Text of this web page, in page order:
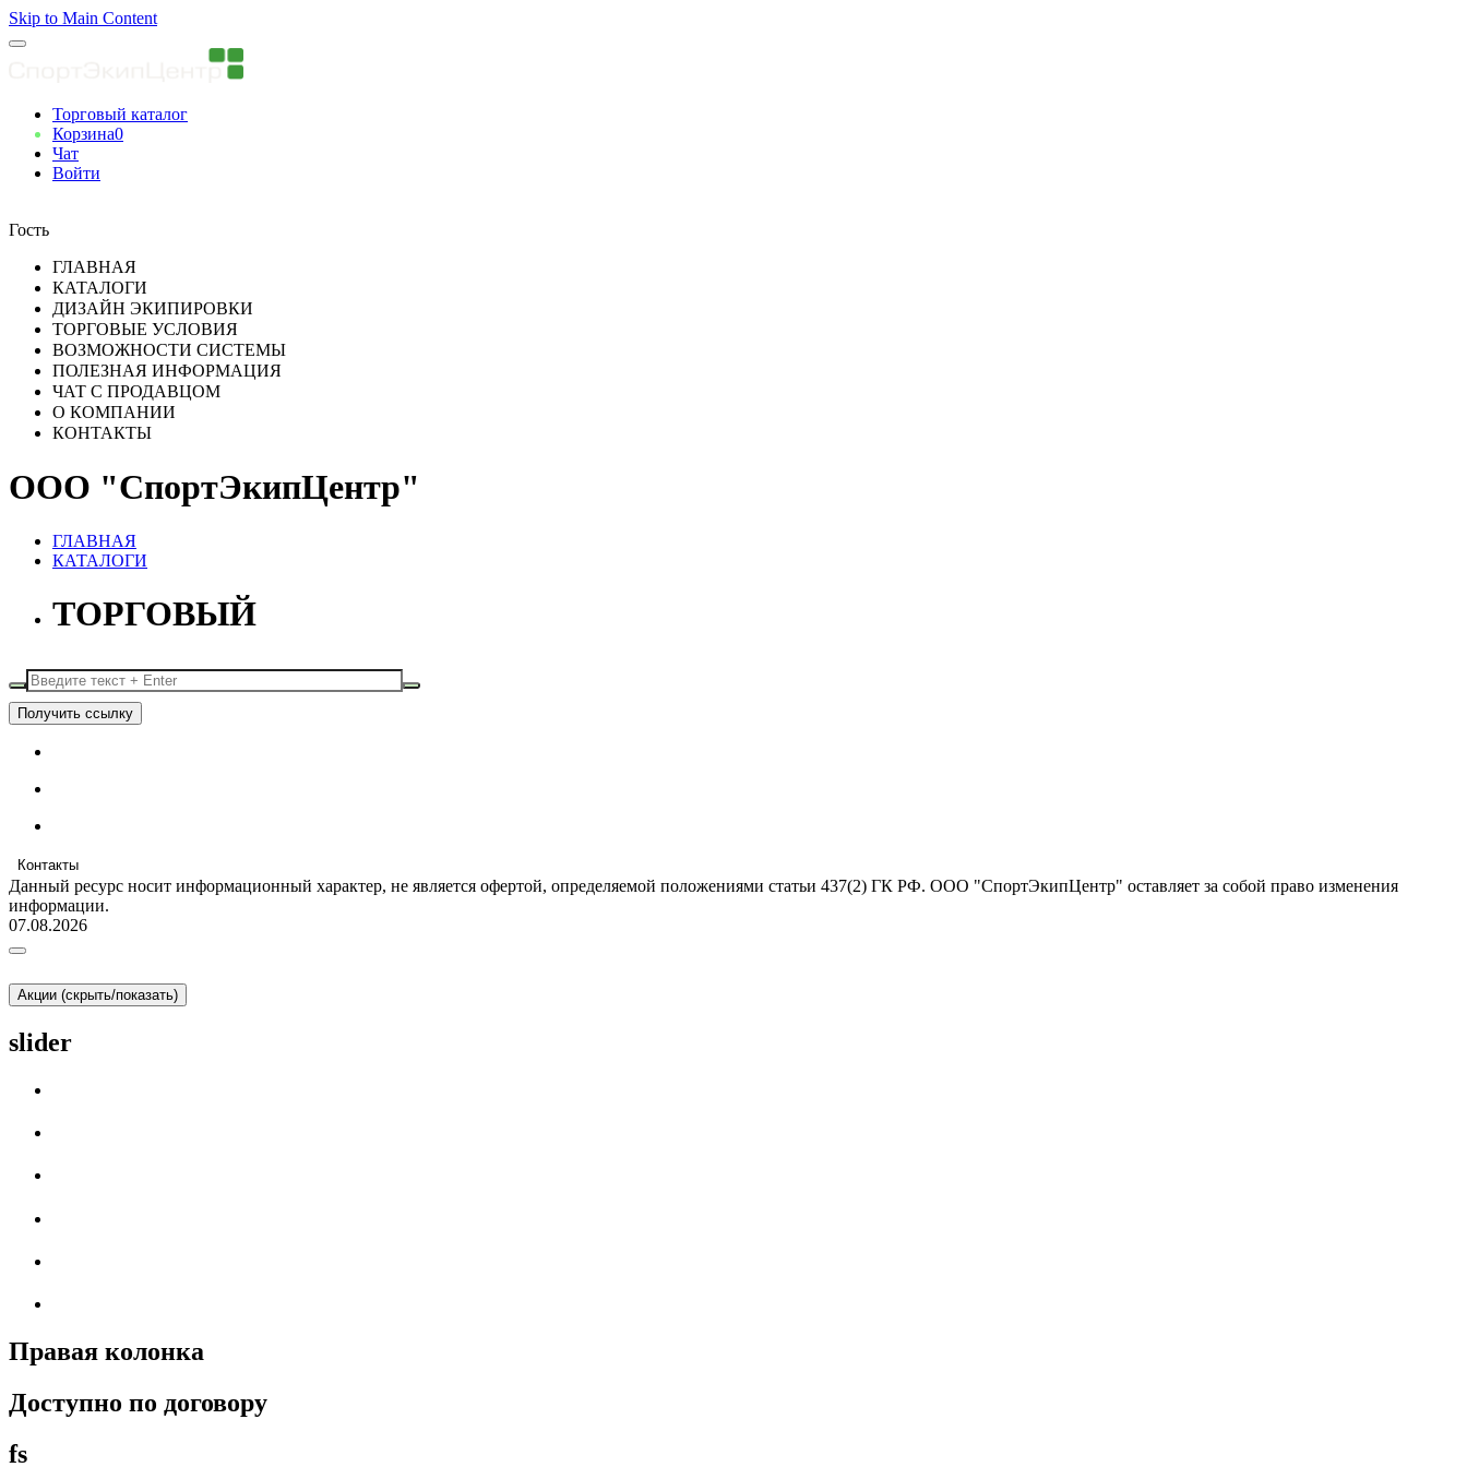
Skip to Main Content
Торговый каталог
Корзина0
Чат
Войти
Гость
ГЛАВНАЯ
КАТАЛОГИ
ДИЗАЙН ЭКИПИРОВКИ
ТОРГОВЫЕ УСЛОВИЯ
ВОЗМОЖНОСТИ СИСТЕМЫ
ПОЛЕЗНАЯ ИНФОРМАЦИЯ
ЧАТ С ПРОДАВЦОМ
О КОМПАНИИ
КОНТАКТЫ
ООО "СпортЭкипЦентр"
ГЛАВНАЯ
КАТАЛОГИ
ТОРГОВЫЙ
Получить ссылку
Контакты
Данный ресурс носит информационный характер, не является офертой, определяемой положениями статьи 437(2) ГК РФ. ООО "СпортЭкипЦентр" оставляет за собой право изменения
информации.
07.08.2026
Акции (скрыть/показать)
slider
Правая колонка
Доступно по договору
fs